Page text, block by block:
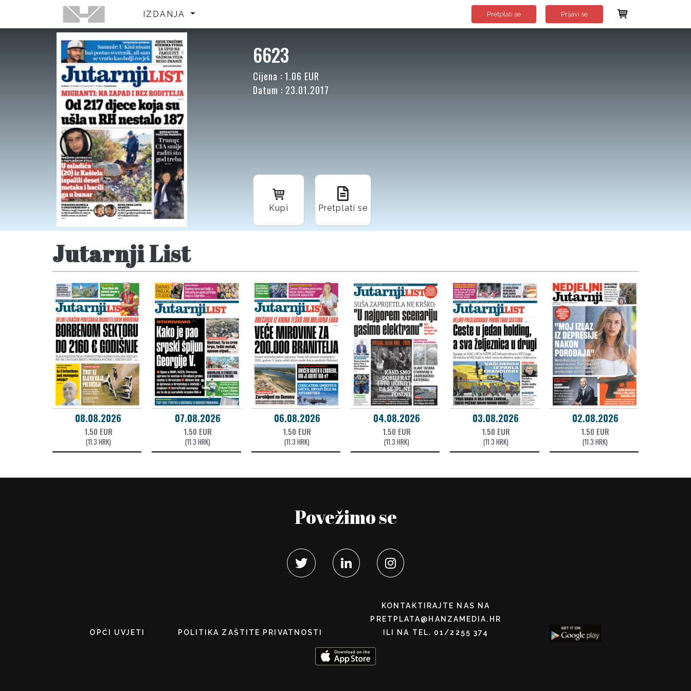
IZDANJA Pretplati se Prijavi se
6623
Cijena : 1.06 EUR
Datum : 23.01.2017
Kupi Pretplati se
Jutarnji List
08.08.2026
1.50 EUR
(11.3 HRK)
07.08.2026
1.50 EUR
(11.3 HRK)
06.08.2026
1.50 EUR
(11.3 HRK)
04.08.2026
1.50 EUR
(11.3 HRK)
03.08.2026
1.50 EUR
(11.3 HRK)
02.08.2026
1.50 EUR
(11.3 HRK)
Povežimo se
OPĆI UVJETI POLITIKA ZAŠTITE PRIVATNOSTI
KONTAKTIRAJTE NAS NA
PRETPLATA@HANZAMEDIA.HR
ILI NA TEL. 01/2255 374